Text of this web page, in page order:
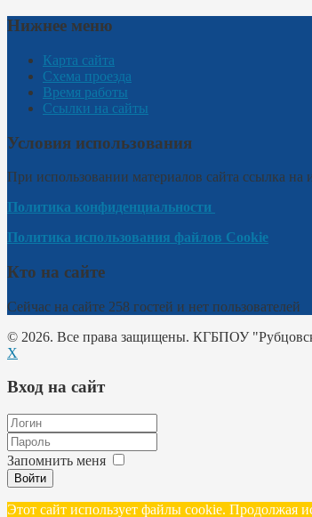
Нижнее меню
Карта сайта
Схема проезда
Время работы
Ссылки на сайты
Условия использования
При использовании материалов сайта ссылка на
Политика конфиденциальности
Политика использования файлов Cookie
Кто на сайте
Сейчас на сайте 258 гостей и нет пользователей
© 2026. Все права защищены. КГБПОУ
X
Вход на сайт
Запомнить меня
Войти
Этот сайт использует файлы cookie. Продолжая